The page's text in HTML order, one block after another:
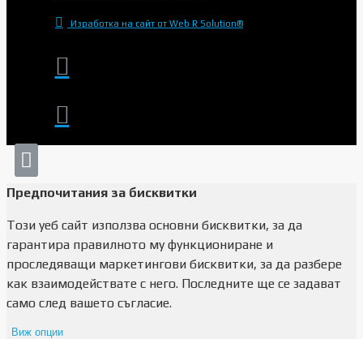
Изработка на сайт от Web R Solution®
Предпочитания за бисквитки
Този уеб сайт използва основни бисквитки, за да
гарантира правилното му функциониране и
проследяващи маркетингови бисквитки, за да разбере
как взаимодействате с него. Последните ще се задават
само след вашето съгласие.
Виж опции